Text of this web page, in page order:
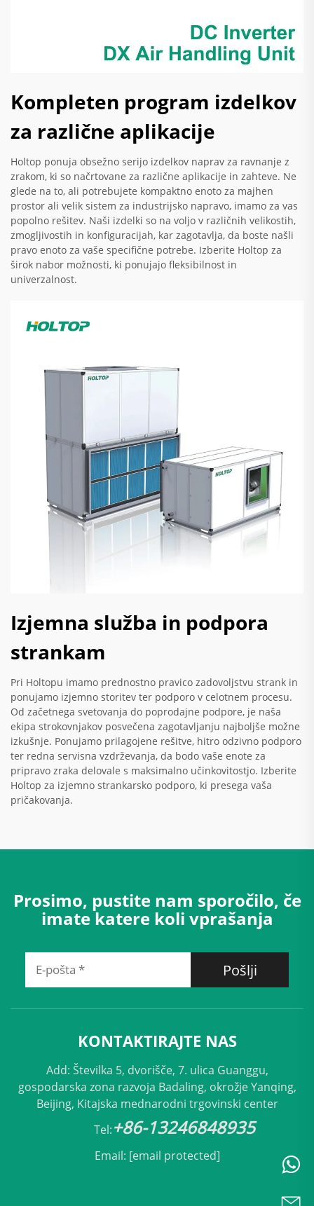
Kompleten program izdelkov
za različne aplikacije
Holtop ponuja obsežno serijo izdelkov naprav za ravnanje z
zrakom, ki so načrtovane za različne aplikacije in zahteve. Ne
glede na to, ali potrebujete kompaktno enoto za majhen
prostor ali velik sistem za industrijsko napravo, imamo za vas
popolno rešitev. Naši izdelki so na voljo v različnih velikostih,
zmogljivostih in konfiguracijah, kar zagotavlja, da boste našli
pravo enoto za vaše specifične potrebe. Izberite Holtop za
širok nabor možnosti, ki ponujajo fleksibilnost in
univerzalnost.
Izjemna služba in podpora
strankam
Pri Holtopu imamo prednostno pravico zadovoljstvu strank in
ponujamo izjemno storitev ter podporo v celotnem procesu.
Od začetnega svetovanja do poprodajne podpore, je naša
ekipa strokovnjakov posvečena zagotavljanju najboljše možne
izkušnje. Ponujamo prilagojene rešitve, hitro odzivno podporo
ter redna servisna vzdrževanja, da bodo vaše enote za
pripravo zraka delovale s maksimalno učinkovitostjo. Izberite
Holtop za izjemno strankarsko podporo, ki presega vaša
pričakovanja.
Prosimo, pustite nam sporočilo, če
imate katere koli vprašanja
Pošlji
KONTAKTIRAJTE NAS
Add: Številka 5, dvorišče, 7. ulica Guanggu,
gospodarska zona razvoja Badaling, okrožje Yanqing,
Beijing, Kitajska mednarodni trgovinski center
Tel:+86-13246848935
Email: [email protected]